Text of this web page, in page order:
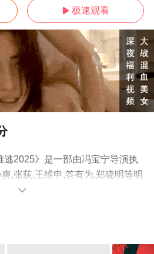
 极速观看
2025》是一部由冯宝宁导演执
,张荻,王维申,答有为,郑晓明等明
手机免费观看高清无删减完整版
了解。
